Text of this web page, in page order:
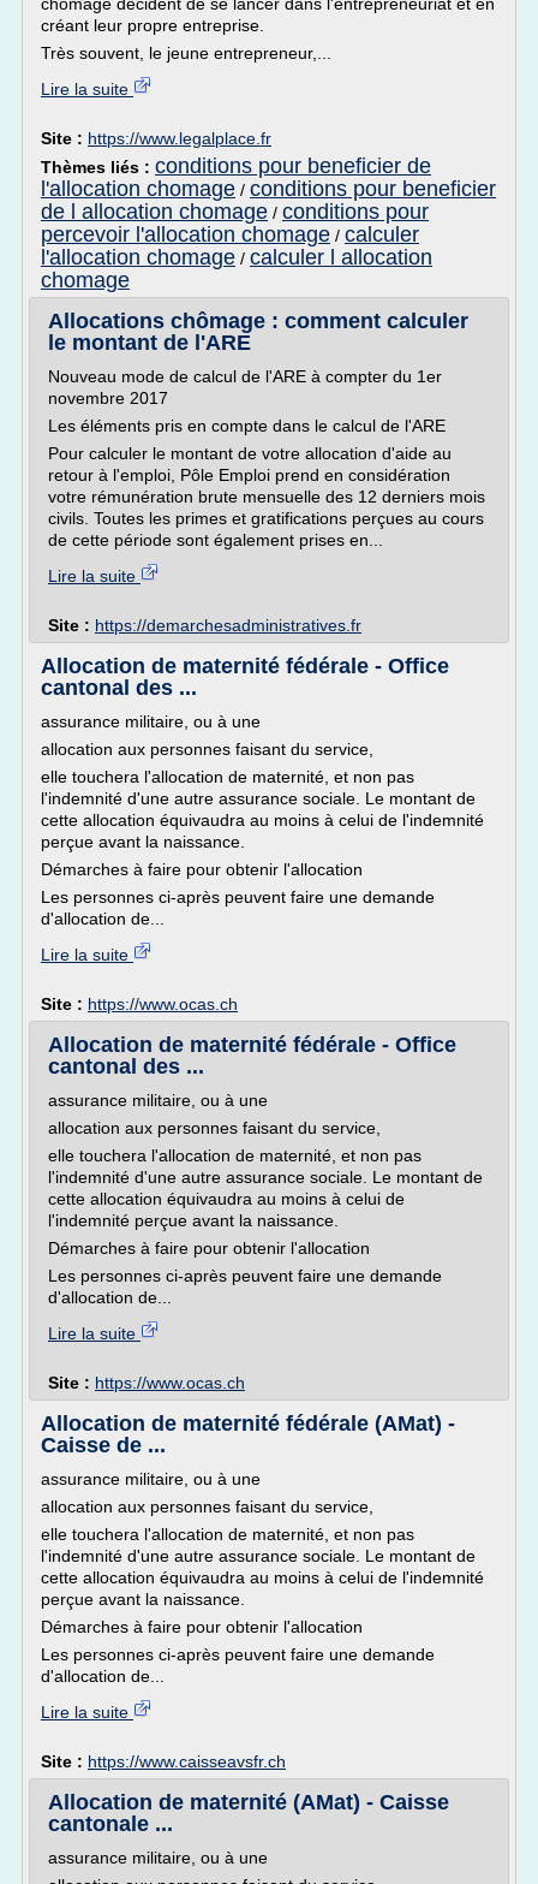
créant leur propre entreprise.
Très souvent, le jeune entrepreneur,...
Lire la suite
Site : https://www.legalplace.fr
Thèmes liés : conditions pour beneficier de
l'allocation chomage / conditions pour beneficier
de l allocation chomage / conditions pour
percevoir l'allocation chomage / calculer
l'allocation chomage / calculer l allocation
chomage
Allocations chômage : comment calculer
le montant de l'ARE
Nouveau mode de calcul de l'ARE à compter du 1er
novembre 2017
Les éléments pris en compte dans le calcul de l'ARE
Pour calculer le montant de votre allocation d'aide au
retour à l'emploi, Pôle Emploi prend en considération
votre rémunération brute mensuelle des 12 derniers mois
civils. Toutes les primes et gratifications perçues au cours
de cette période sont également prises en...
Lire la suite
Site : https://demarchesadministratives.fr
Allocation de maternité fédérale - Office
cantonal des ...
assurance militaire, ou à une
allocation aux personnes faisant du service,
elle touchera l'allocation de maternité, et non pas
l'indemnité d'une autre assurance sociale. Le montant de
cette allocation équivaudra au moins à celui de l'indemnité
perçue avant la naissance.
Démarches à faire pour obtenir l'allocation
Les personnes ci-après peuvent faire une demande
d'allocation de...
Lire la suite
Site : https://www.ocas.ch
Allocation de maternité fédérale - Office
cantonal des ...
assurance militaire, ou à une
allocation aux personnes faisant du service,
elle touchera l'allocation de maternité, et non pas
l'indemnité d'une autre assurance sociale. Le montant de
cette allocation équivaudra au moins à celui de
l'indemnité perçue avant la naissance.
Démarches à faire pour obtenir l'allocation
Les personnes ci-après peuvent faire une demande
d'allocation de...
Lire la suite
Site : https://www.ocas.ch
Allocation de maternité fédérale (AMat) -
Caisse de ...
assurance militaire, ou à une
allocation aux personnes faisant du service,
elle touchera l'allocation de maternité, et non pas
l'indemnité d'une autre assurance sociale. Le montant de
cette allocation équivaudra au moins à celui de l'indemnité
perçue avant la naissance.
Démarches à faire pour obtenir l'allocation
Les personnes ci-après peuvent faire une demande
d'allocation de...
Lire la suite
Site : https://www.caisseavsfr.ch
Allocation de maternité (AMat) - Caisse
cantonale ...
assurance militaire, ou à une